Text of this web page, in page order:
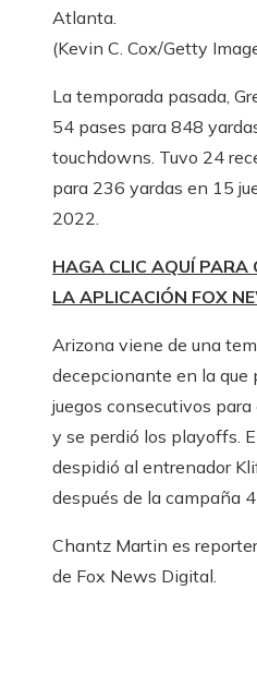
Atlanta.
(Kevin C. Cox/Getty
La temporada pasada,
54 pases para 848
touchdowns. Tuvo 24
para 236 yardas en 15
2022.
HAGA CLIC AQUÍ PARA
LA APLICACIÓN FOX
Arizona viene de una
decepcionante en la que
juegos consecutivos para
y se perdió los playoffs.
despidió al entrenador
después de la campaña
Chantz Martin es
de Fox News Digital.